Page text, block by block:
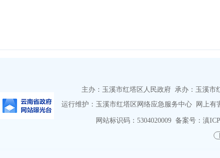
主办：玉溪市红塔区人民政府 承办：玉溪市
运行维护：玉溪市红塔区网络应急服务中心 网上有
网站标识码：5304020009备案号：滇